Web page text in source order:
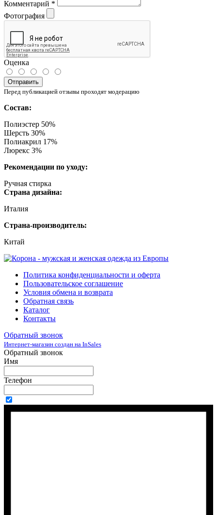
Комментарий *
Фотография
Оценка
Отправить
Перед публикацией отзывы проходят модерацию
Состав:
Полиэстер 50%
Шерсть 30%
Полиакрил 17%
Люрекс 3%
Рекомендации по уходу:
Ручная стирка
Страна дизайна:
Италия
Страна-производитель:
Китай
Политика конфиденциальности и оферта
Пользовательское соглашение
Условия обмена и возврата
Обратная связь
Каталог
Контакты
Обратный звонок
Интернет-магазин создан на InSales
Обратный звонок
Имя
Телефон